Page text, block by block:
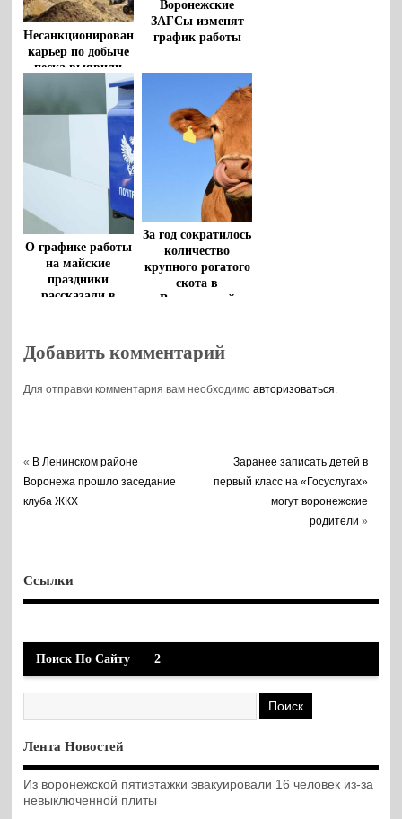
Несанкционированный
карьер по добыче
песка выявили
под Воронежем
Воронежские
ЗАГСы изменят
график работы
О графике работы
на майские
праздники
рассказали в
За год сократилось
количество
крупного рогатого
скота в
Воронежской
Добавить комментарий
Для отправки комментария вам необходимоавторизоваться.
« В Ленинском районе
Воронежа прошло заседание
клуба ЖКХ
Заранее записать детей в
первый класс на «Госуслугах»
могут воронежские
родители »
Ссылки
Поиск По Сайту 2
Лента Новостей
Из воронежской пятиэтажки эвакуировали 16 человек из-за
невыключенной плиты